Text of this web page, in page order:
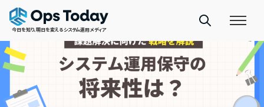
今日を知り、明日を変えるシステム運用メディア